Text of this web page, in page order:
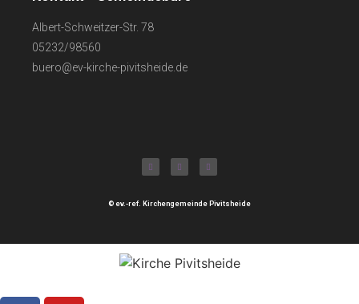
Albert-Schweitzer-Str. 78
05232/98560
buero@ev-kirche-pivitsheide.de
© ev.-ref. Kirchengemeinde Pivitsheide